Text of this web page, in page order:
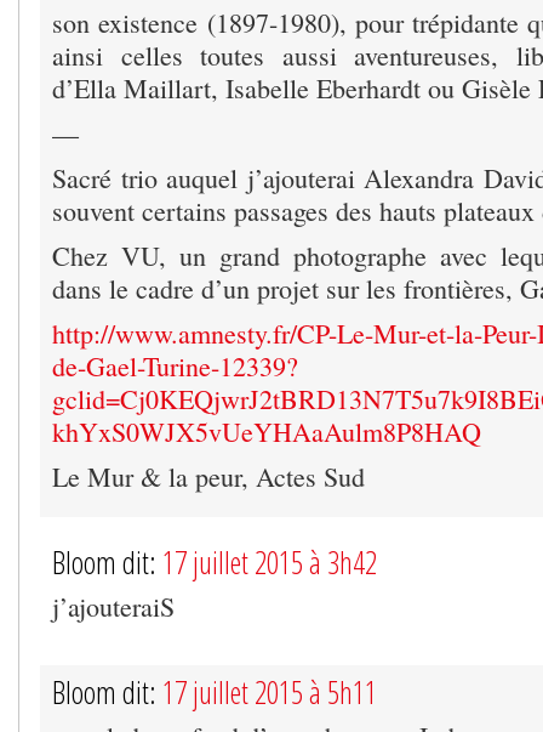
son existence (1897-1980), pour trépidante
ainsi celles toutes aussi aventureuses,
d’Ella Maillart, Isabelle Eberhardt ou
—
Sacré trio auquel j’ajouterai Alexandra
souvent certains passages des hauts
Chez VU, un grand photographe avec
dans le cadre d’un projet sur les frontières,
http://www.amnesty.fr/CP-Le-Mur-et-la-
de-Gael-Turine-12339?
khYxS0WJX5vUeYHAaAulm8P8HAQ
Le Mur & la peur, Actes Sud
Bloom dit: 17 juillet 2015 à 3h42
j’ajouteraiS
Bloom dit: 17 juillet 2015 à 5h11